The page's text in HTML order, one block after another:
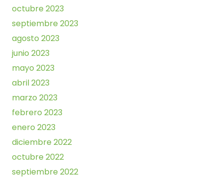
octubre 2023
septiembre 2023
agosto 2023
junio 2023
mayo 2023
abril 2023
marzo 2023
febrero 2023
enero 2023
diciembre 2022
octubre 2022
septiembre 2022